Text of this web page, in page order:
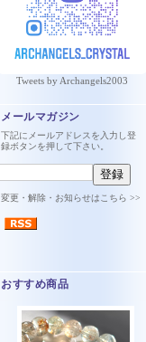
Tweets by Archangels2003
メールマガジン
下記にメールアドレスを入力し登
録ボタンを押して下さい。
変更・解除・お知らせはこちら >>
おすすめ商品